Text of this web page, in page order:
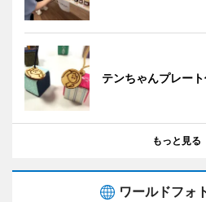
テンちゃんプレー
もっと見る
ワールドフォ